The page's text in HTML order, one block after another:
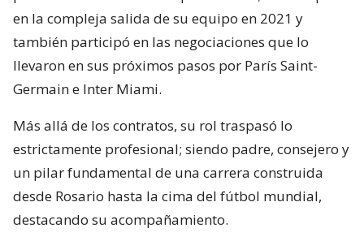
en la compleja salida de su equipo en 2021 y
también participó en las negociaciones que lo
llevaron en sus próximos pasos por París Saint-
Germain e Inter Miami.
Más allá de los contratos, su rol traspasó lo
estrictamente profesional; siendo padre, consejero y
un pilar fundamental de una carrera construida
desde Rosario hasta la cima del fútbol mundial,
destacando su acompañamiento.